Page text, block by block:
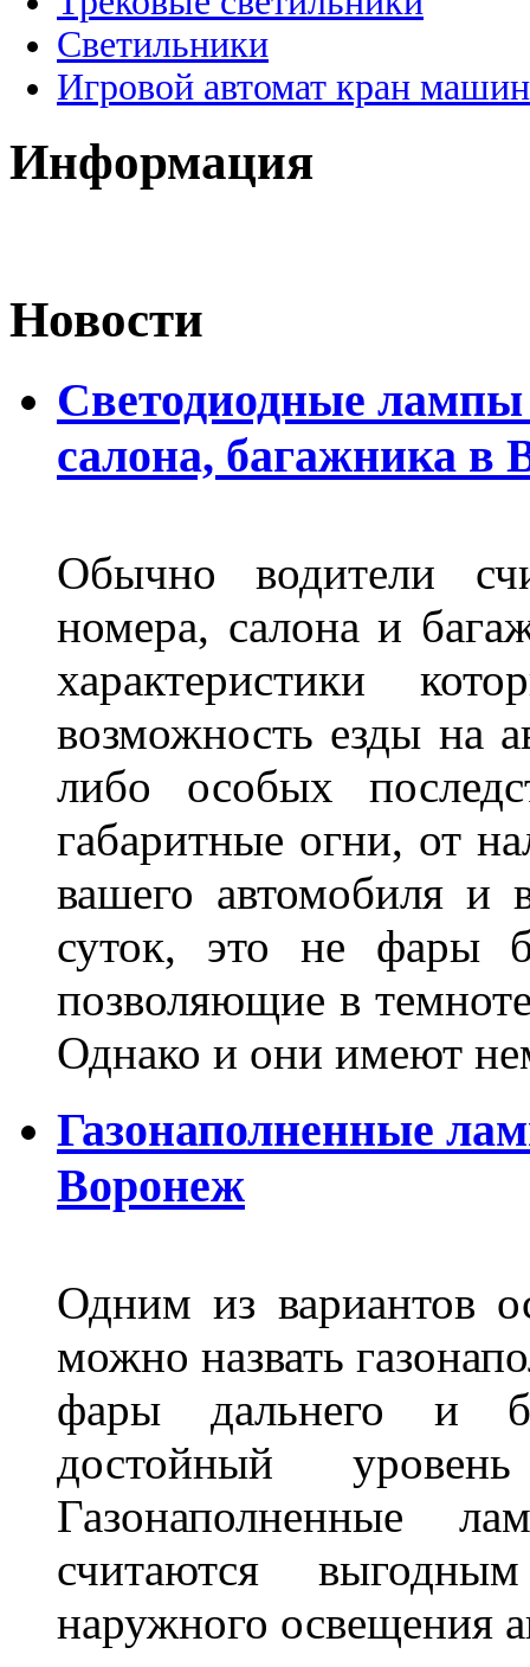
Светильники
Игровой автомат кран
Информация
Новости
Светодиодные лампы
салона, багажника в
Обычно водители
номера, салона и
характеристики
возможность езды на
либо особых
габаритные огни, от
вашего автомобиля и
суток, это не фары
позволяющие в
Однако и они имеют
Газонаполненные
Воронеж
Одним из вариантов
можно назвать
фары дальнего и
достойный
Газонаполненные
считаются
наружного освещения